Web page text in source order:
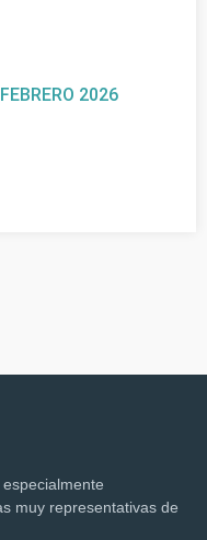
2026
muy representativas de